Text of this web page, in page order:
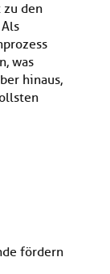
zu den
was
hinaus,
fördern